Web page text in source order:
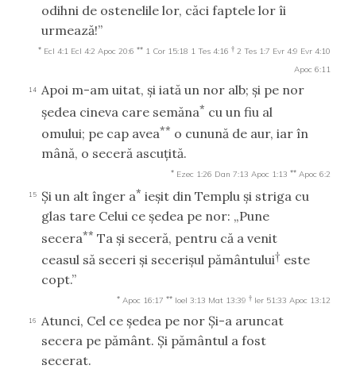
odihni de ostenelile lor, căci faptele lor îi
urmează!”
* Ecl 4:1 Ecl 4:2 Apoc 20:6 ** 1 Cor 15:18 1 Tes 4:16 † 2 Tes 1:7 Evr 4:9 Evr 4:10
Apoc 6:11
14 Apoi m-am uitat, şi iată un nor alb; şi pe nor
şedea cineva care semăna* cu un fiu al
omului; pe cap avea** o cunună de aur, iar în
mână, o seceră ascuţită.
* Ezec 1:26 Dan 7:13 Apoc 1:13 ** Apoc 6:2
15 Şi un alt înger a* ieşit din Templu şi striga cu
glas tare Celui ce şedea pe nor: „Pune
secera** Ta şi seceră, pentru că a venit
ceasul să seceri şi secerişul pământului† este
copt.”
* Apoc 16:17 ** Ioel 3:13 Mat 13:39 † Ier 51:33 Apoc 13:12
16
Atunci, Cel ce şedea pe nor Şi-a aruncat
secera pe pământ. Şi pământul a fost
secerat.